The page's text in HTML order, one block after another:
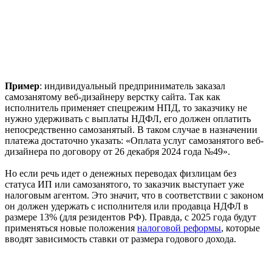
Пример: индивидуальный предприниматель заказал
самозанятому веб-дизайнеру верстку сайта. Так как
исполнитель применяет спецрежим НПД, то заказчику не
нужно удерживать с выплаты НДФЛ, его должен оплатить
непосредственно самозанятый. В таком случае в назначении
платежа достаточно указать: «Оплата услуг самозанятого веб-
дизайнера по договору от 26 декабря 2024 года №49».
Но если речь идет о денежных переводах физлицам без
статуса ИП или самозанятого, то заказчик выступает уже
налоговым агентом. Это значит, что в соответствии с законом
он должен удержать с исполнителя или продавца НДФЛ в
размере 13% (для резидентов РФ). Правда, с 2025 года будут
применяться новые положения налоговой реформы, которые
вводят зависимость ставки от размера годового дохода.